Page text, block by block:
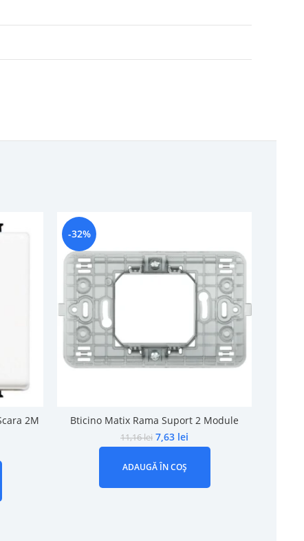
2M
-32%
Bticino Matix Rama Suport 2 Module
11,16lei 7,63 lei
ADAUGĂ ÎN COȘ